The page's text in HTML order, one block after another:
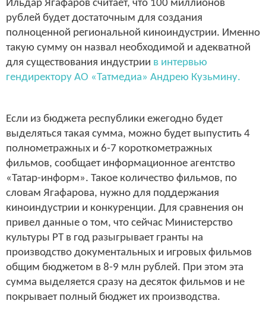
Ильдар Ягафаров считает, что 100 миллионов
рублей будет достаточным для создания
полноценной региональной киноиндустрии. Именно
такую сумму он назвал необходимой и адекватной
для существования индустрии в интервью
гендиректору АО «Татмедиа» Андрею Кузьмину.
Если из бюджета республики ежегодно будет
выделяться такая сумма, можно будет выпустить 4
полнометражных и 6-7 короткометражных
фильмов, сообщает информационное агентство
«Татар-информ». Такое количество фильмов, по
словам Ягафарова, нужно для поддержания
киноиндустрии и конкуренции. Для сравнения он
привел данные о том, что сейчас Министерство
культуры РТ в год разыгрывает гранты на
производство документальных и игровых фильмов
общим бюджетом в 8-9 млн рублей. При этом эта
сумма выделяется сразу на десяток фильмов и не
покрывает полный бюджет их производства.